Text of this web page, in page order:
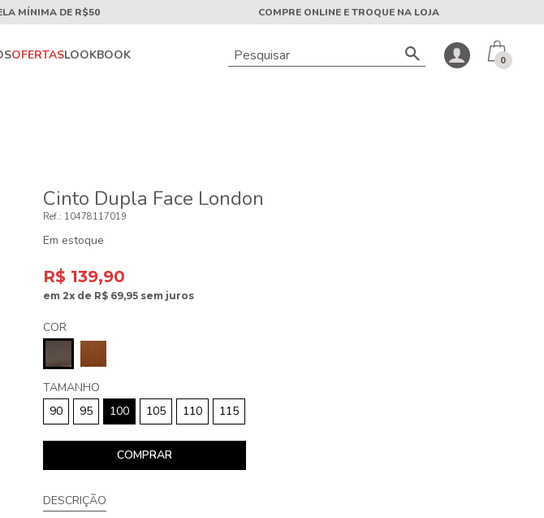
MÍNIMA DE R$50 COMPRE ONLINE E TROQUE NA LOJA
OFERTASLOOKBOOK 0
Cinto Dupla Face London
10478117019
Em estoque
R$ 139,90
em 2x de R$ 69,95 sem juros
COR
TAMANHO
90
95 100 105 110 115
COMPRAR
DESCRIÇÃO